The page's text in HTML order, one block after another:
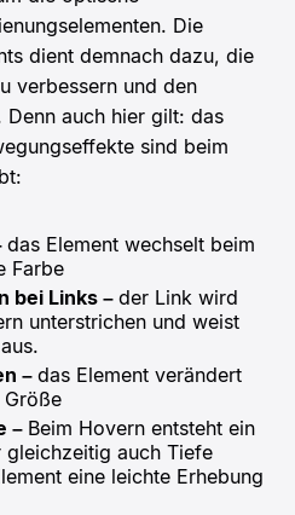
Die
dient demnach dazu, die
verbessern und den
Denn auch hier gilt: das
sind beim
das Element wechselt beim
Farbe
bei Links –der Link wird
unterstrichen und weist
–das Element verändert
– Beim Hovern entsteht ein
gleichzeitig auch Tiefe
eine leichte Erhebung